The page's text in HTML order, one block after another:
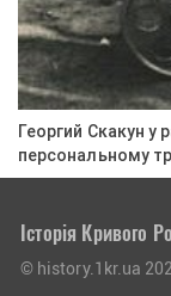
Георгий Скакун у
персональному
Історія Кривого
© history.1kr.ua